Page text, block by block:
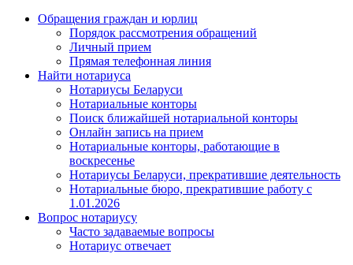
Обращения граждан и юрлиц
Порядок рассмотрения обращений
Личный прием
Прямая телефонная линия
Найти нотариуса
Нотариусы Беларуси
Нотариальные конторы
Поиск ближайшей нотариальной конторы
Онлайн запись на прием
Нотариальные конторы, работающие в
воскресенье
Нотариусы Беларуси, прекратившие деятельность
Нотариальные бюро, прекратившие работу с
1.01.2026
Вопрос нотариусу
Часто задаваемые вопросы
Нотариус отвечает